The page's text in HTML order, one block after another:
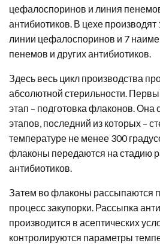
цефалоспоринов и линия
антибиотиков. В цехе
линии цефалоспоринов и 7
пенемов и других антибиотиков.
Здесь весь цикл производства
абсолютной стерильности.
этап – подготовка флаконов. Она
этапов, последний из которых –
температуре не менее 300
флаконы передаются на стадию
антибиотиков.
Затем во флаконы рассыпаются
процесс закупорки. Рассыпка
производится в асептических
контролируются параметры